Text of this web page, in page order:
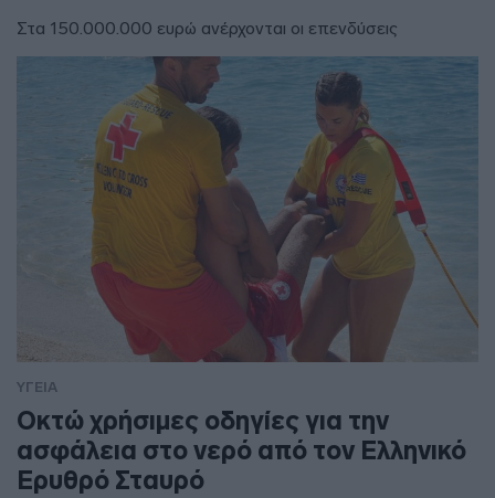
Στα 150.000.000 ευρώ ανέρχονται οι επενδύσεις
ΥΓΕΙΑ
Οκτώ χρήσιμες οδηγίες για την
ασφάλεια στο νερό από τον Ελληνικό
Ερυθρό Σταυρό